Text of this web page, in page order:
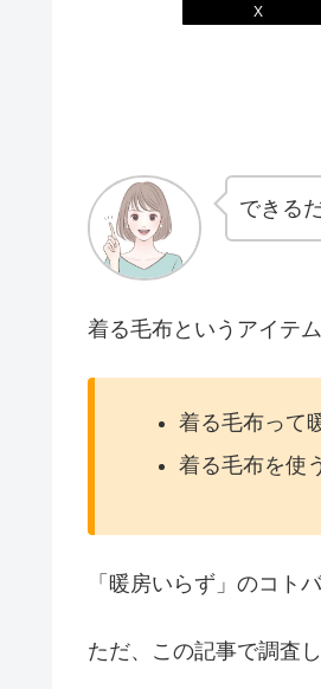
X
できる
着る毛布というアイテ
着る毛布って
着る毛布を使
「暖房いらず」のコト
ただ、この記事で調査